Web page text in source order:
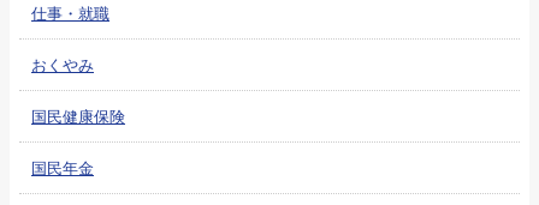
仕事・就職
おくやみ
国民健康保険
国民年金